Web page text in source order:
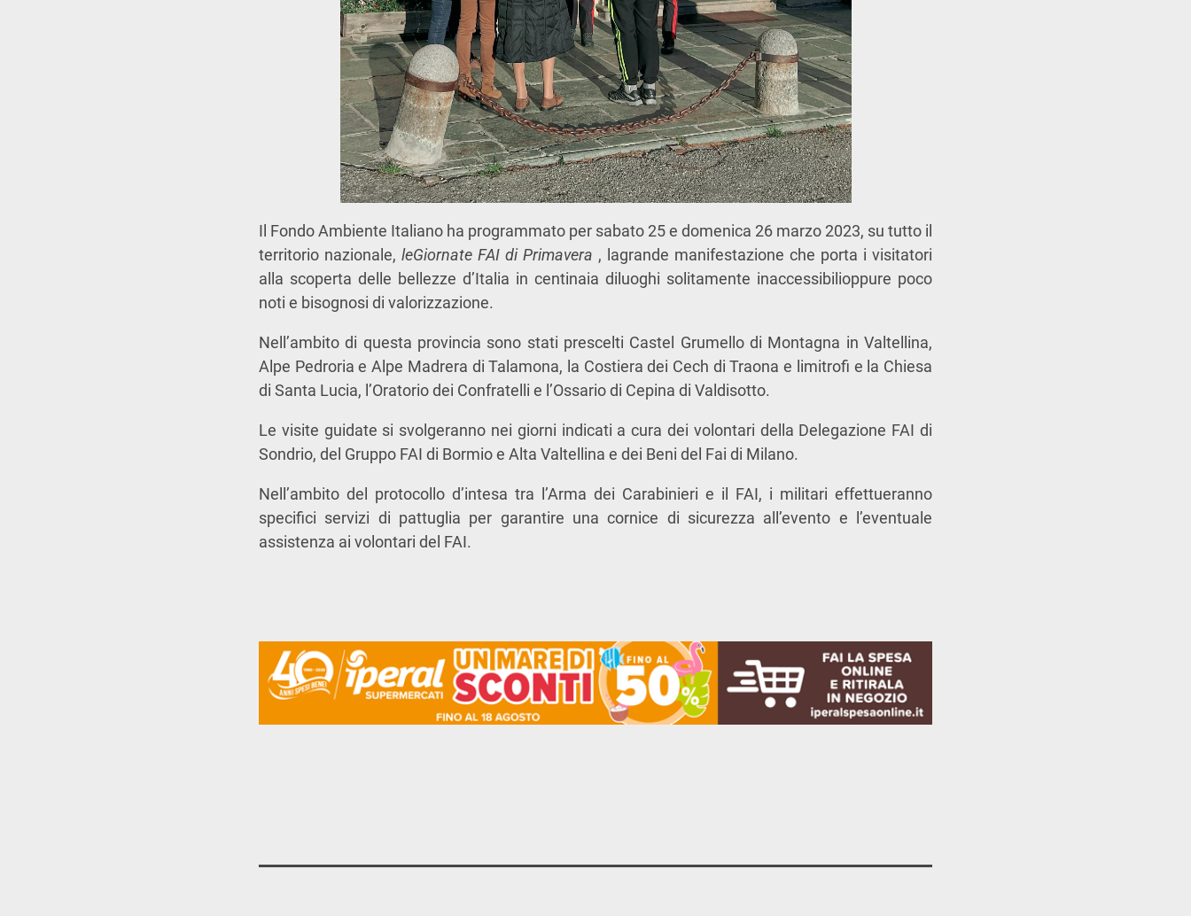
Il Fondo Ambiente Italiano ha programmato per sabato 25 e domenica 26 marzo 2023, su tutto il
territorio nazionale, leGiornate FAI di Primavera , lagrande manifestazione che porta i visitatori
alla scoperta delle bellezze d’Italia in centinaia diluoghi solitamente inaccessibilioppure poco
noti e bisognosi di valorizzazione.
Nell’ambito di questa provincia sono stati prescelti Castel Grumello di Montagna in Valtellina,
Alpe Pedroria e Alpe Madrera di Talamona, la Costiera dei Cech di Traona e limitrofi e la Chiesa
di Santa Lucia, l’Oratorio dei Confratelli e l’Ossario di Cepina di Valdisotto.
Le visite guidate si svolgeranno nei giorni indicati a cura dei volontari della Delegazione FAI di
Sondrio, del Gruppo FAI di Bormio e Alta Valtellina e dei Beni del Fai di Milano.
Nell’ambito del protocollo d’intesa tra l’Arma dei Carabinieri e il FAI, i militari effettueranno
specifici servizi di pattuglia per garantire una cornice di sicurezza all’evento e l’eventuale
assistenza ai volontari del FAI.